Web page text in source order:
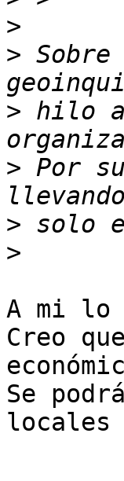
>
>
> hilo
> Por
>
>
A mi lo
Creo
Se
locales